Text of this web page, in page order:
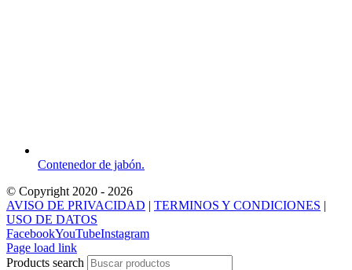
Contenedor de jabón.
© Copyright 2020 - 2026
AVISO DE PRIVACIDAD | TERMINOS Y CONDICIONES |
USO DE DATOS
FacebookYouTubeInstagram
Page load link
Products search